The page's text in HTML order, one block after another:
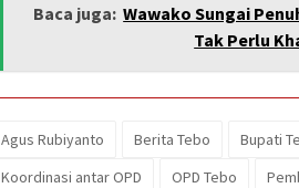
Baca juga: Wawako Sungai
Tak Perlu
Agus Rubiyanto Berita Tebo Bupati
Koordinasi antar OPD
OPD Tebo